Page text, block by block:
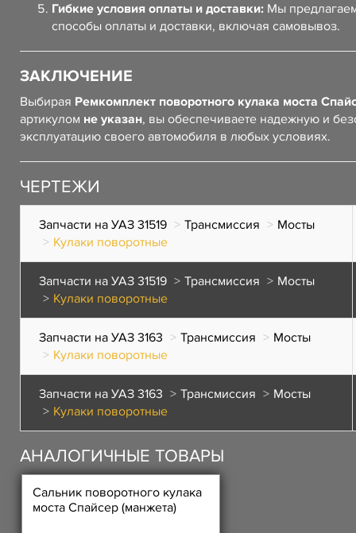
Гибкие условия оплаты и доставки: Мы
способы оплаты и доставки, включая самовывоз.
ЗАКЛЮЧЕНИЕ
Выбирая Ремкомплект поворотного кулака моста
артикулом не указан, вы обеспечиваете надежную и
эксплуатацию своего автомобиля в любых условиях.
ЧЕРТЕЖИ
Запчасти на УАЗ 31519 Трансмиссия
Мосты
Кулаки поворотные
Запчасти на УАЗ 31519 Трансмиссия
Мосты
Кулаки поворотные
Запчасти на УАЗ 3163 Трансмиссия
Мосты
Кулаки поворотные
Запчасти на УАЗ 3163 Трансмиссия
Мосты
Кулаки поворотные
АНАЛОГИЧНЫЕ ТОВАРЫ
Сальник поворотного кулака
моста Спайсер (манжета)